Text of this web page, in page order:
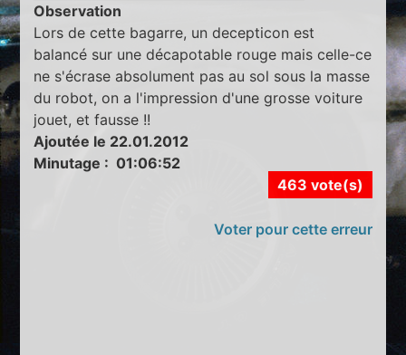
Observation
Lors de cette bagarre, un decepticon est
balancé sur une décapotable rouge mais celle-ce
ne s'écrase absolument pas au sol sous la masse
du robot, on a l'impression d'une grosse voiture
jouet, et fausse !!
Ajoutée le 22.01.2012
Minutage : 01:06:52
463 vote(s)
Voter pour cette erreur